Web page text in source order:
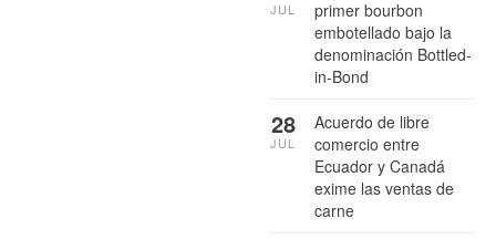
primer bourbon
embotellado bajo la
denominación Bottled-
in-Bond
JUL
Acuerdo de libre
comercio entre
Ecuador y Canadá
exime las ventas de
carne
28
JUL